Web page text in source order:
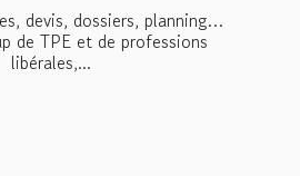
devis, dossiers, planning…
de TPE et de professions
libérales,...